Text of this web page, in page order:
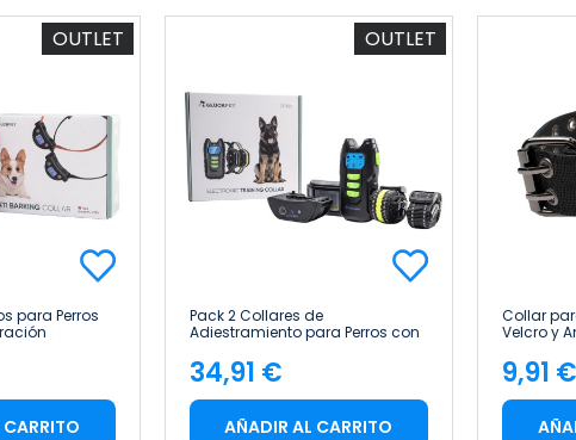
OUTLET
para Perros
OUTLET
Pack 2 Collares de
Adiestramiento para Perros con
Impermeable Recargable
Amarillo/Negro Glückpet
Precio
34,91 €
AÑADIR AL CARRITO
Collar
Velcro y
9,91 €